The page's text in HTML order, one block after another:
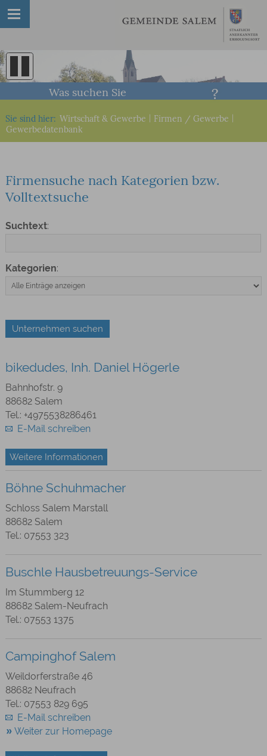
Sie sind hier: Wirtschaft & Gewerbe Firmen / Gewerbe
Gewerbedatenbank
Was suchen Sie
Firmensuche nach Kategorien bzw.
Volltextsuche
Suchtext:
Kategorien:
bikedudes, Inh. Daniel Högerle
Bahnhofstr. 9
88682 Salem
Tel.: +4975538286461
E-Mail schreiben
Weitere Informationen
Böhne Schuhmacher
Schloss Salem Marstall
88682 Salem
Tel.: 07553 323
Buschle Hausbetreuungs-Service
Im Stummberg 12
88682 Salem-Neufrach
Tel.: 07553 1375
Campinghof Salem
Weildorferstraße 46
88682 Neufrach
Tel.: 07553 829 695
E-Mail schreiben
Weiter zur Homepage